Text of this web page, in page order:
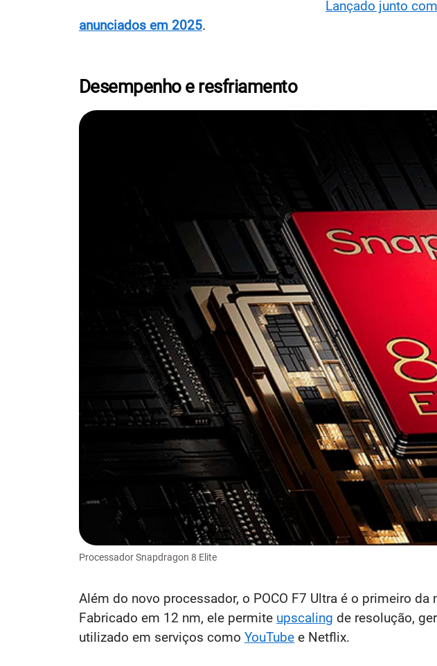
Lançado junto
anunciados em 2025.
Desempenho e resfriamento
Processador Snapdragon 8 Elite
Além do novo processador, o POCO F7 Ultra é o primeiro
Fabricado em 12 nm, ele permite upscaling de resolução,
utilizado em serviços como YouTube e Netflix.